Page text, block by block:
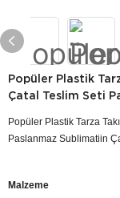
Popüler Plastik
Çatal Teslim Seti
Popüler Plastik Tarza
Paslanmaz Sublimatiin
Malzeme